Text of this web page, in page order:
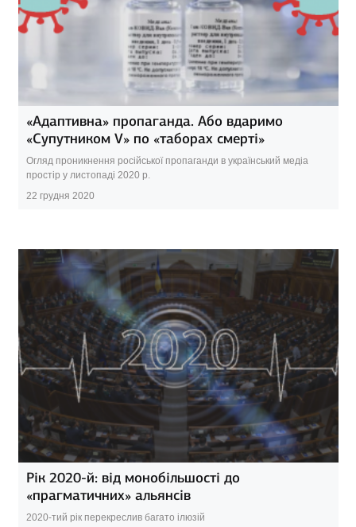
«Адаптивна» пропаганда. Або вдаримо
«Супутником V» по «таборах смерті»
Огляд проникнення російської пропаганди в український медіа
простір у листопаді 2020 р.
22 грудня 2020
Рік 2020-й: від монобільшості до
«прагматичних» альянсів
2020-тий рік перекреслив багато ілюзій